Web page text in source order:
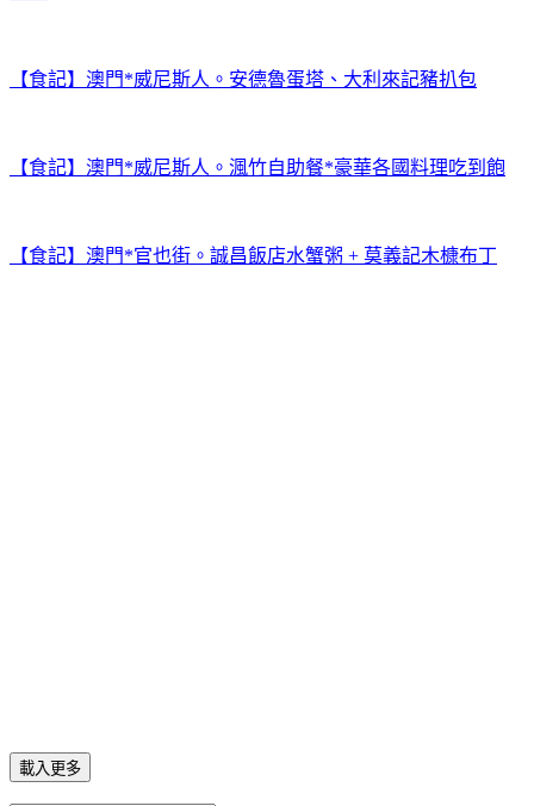
【食記】澳門*威尼斯人。安德魯蛋塔、大利來記豬扒包
【食記】澳門*威尼斯人。渢竹自助餐*豪華各國料理吃到飽
【食記】澳門*官也街。誠昌飯店水蟹粥 + 莫義記木槺布丁
載入更多